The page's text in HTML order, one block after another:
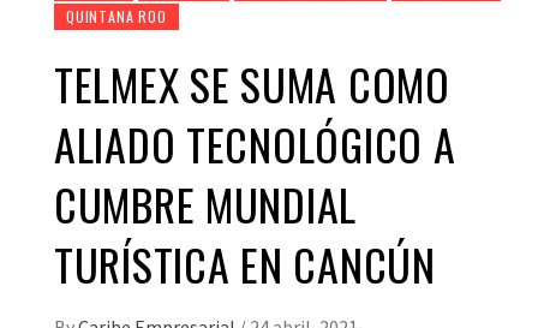
QUINTANA ROO
TELMEX SE SUMA COMO
ALIADO TECNOLÓGICO A
CUMBRE MUNDIAL
TURÍSTICA EN CANCÚN